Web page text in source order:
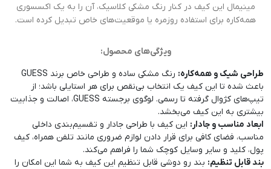
مینیمال این کیف در کنار رنگ مشکی کلاسیک، آن را به یک اکسسوری
همه‌کاره برای استفاده روزمره یا موقعیت‌های خاص تبدیل کرده است.
ویژگی‌های محصول:
طراحی شیک و همه‌کاره:
رنگ مشکی ساده و طراحی خاص برند GUESS
باعث شده تا این کیف یک انتخاب بی‌نقص برای هر استایلی باشد؛ از
تیپ‌های کژوال گرفته تا رسمی. لوگوی برجسته GUESS، اصالت و جذابیت
بیشتری به این کیف می‌بخشد.
ابعاد مناسب و جادار: این کیف با طراحی جادار و تقسیم‌بندی داخلی
مناسب، فضای کافی برای قرار دادن لوازم ضروری مانند تلفن همراه، کیف
پول، کلید و سایر وسایل کوچک شما را فراهم می‌کند.
بند قابل تنظیم: بند رو دوشی قابل تنظیم این کیف به شما این امکان را